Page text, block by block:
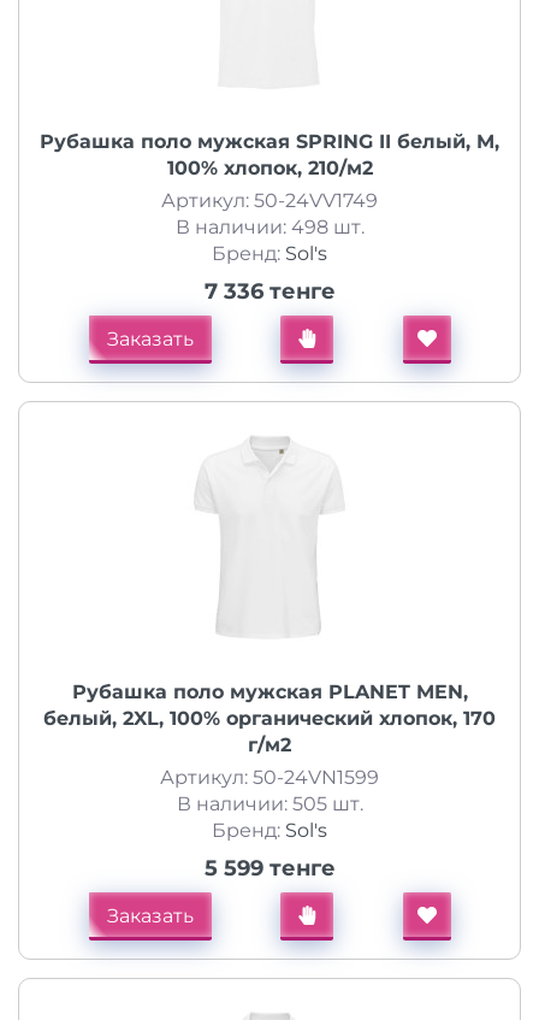
Рубашка поло мужская SPRING II белый, M,
100% хлопок, 210/м2
Артикул: 50-24VV1749
В наличии: 498 шт.
Бренд: Sol's
7 336 тенге
Заказать
Рубашка поло мужская PLANET MEN,
белый, 2XL, 100% органический хлопок, 170
г/м2
Артикул: 50-24VN1599
В наличии: 505 шт.
Бренд: Sol's
5 599 тенге
Заказать